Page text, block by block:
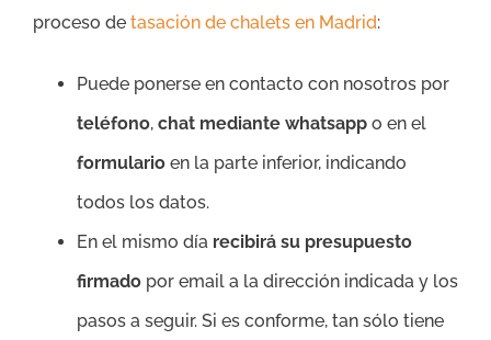
proceso de tasación de chalets en Madrid:
Puede ponerse en contacto con nosotros por
teléfono, chat mediante whatsapp o en el
formulario en la parte inferior, indicando
todos los datos.
En el mismo día recibirá su presupuesto
firmado por email a la dirección indicada y los
pasos a seguir. Si es conforme, tan sólo tiene